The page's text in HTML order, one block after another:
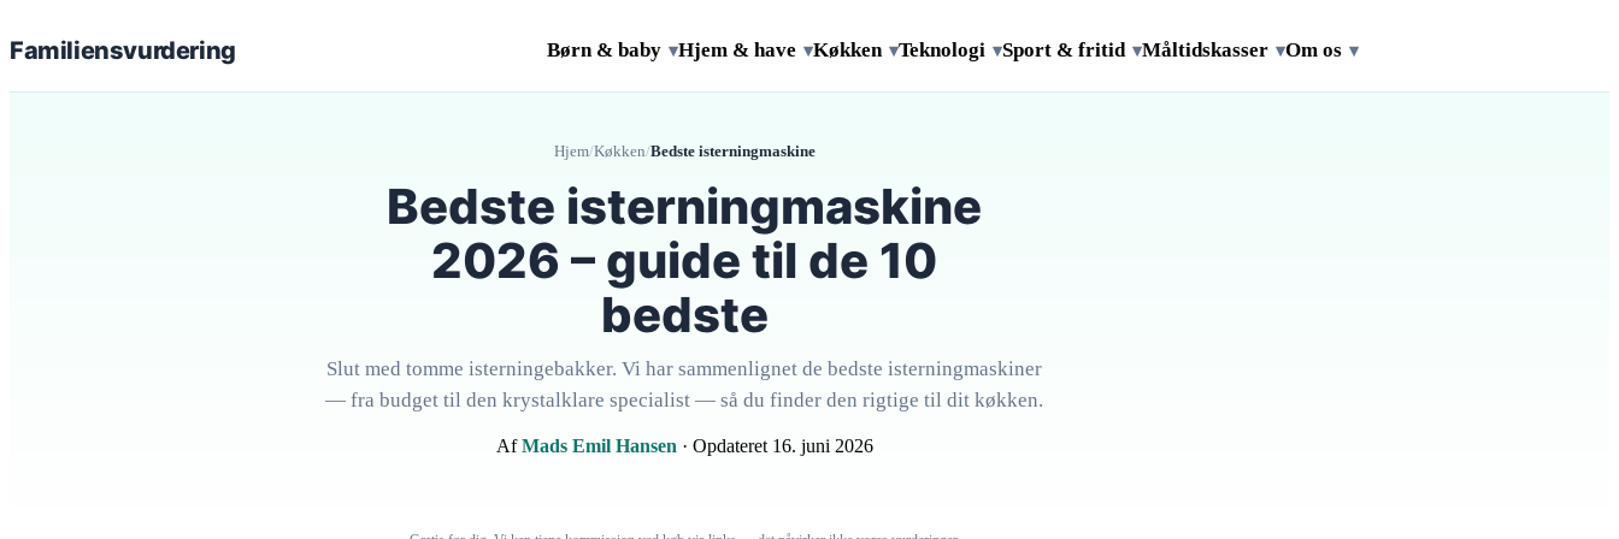
Familiensvurdering Børn & baby ▾Hjem & have ▾Køkken ▾Teknologi ▾Sport & fritid ▾Måltidskasser ▾Om os ▾
Hjem/Køkken/Bedste isterningmaskine
Bedste isterningmaskine
2026 – guide til de 10
bedste
Slut med tomme isterningebakker. Vi har sammenlignet de bedste isterningmaskiner
— fra budget til den krystalklare specialist — så du finder den rigtige til dit køkken.
AfMads Emil Hansen · Opdateret 16. juni 2026